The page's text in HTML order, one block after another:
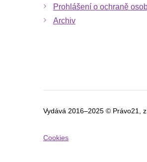
Prohlášení o ochraně
Archiv
Vydává 2016–2025 © Právo21,
Cookies